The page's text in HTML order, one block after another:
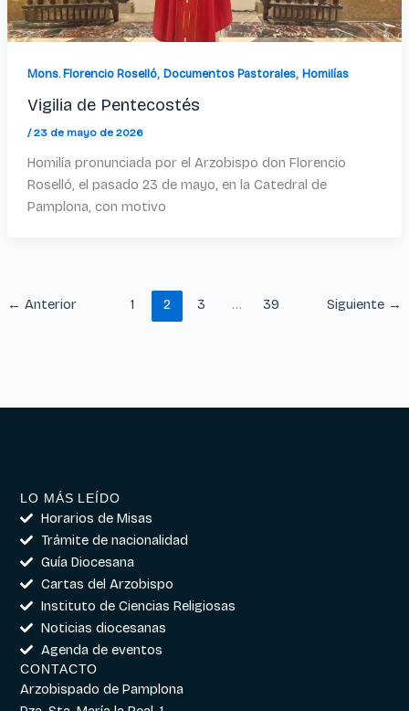
Mons. Florencio Roselló, Documentos Pastorales, Homilías
Vigilia de Pentecostés
/23 de mayo de 2026
Homilía pronunciada por el Arzobispo don Florencio
Roselló, el pasado 23 de mayo, en la Catedral de
Pamplona, con motivo
← Anterior 1 2 3 … 39 Siguiente →
LO MÁS LEÍDO
Horarios de Misas
Trámite de nacionalidad
Guía Diocesana
Cartas del Arzobispo
Instituto de Ciencias Religiosas
Noticias diocesanas
Agenda de eventos
CONTACTO
Arzobispado de Pamplona